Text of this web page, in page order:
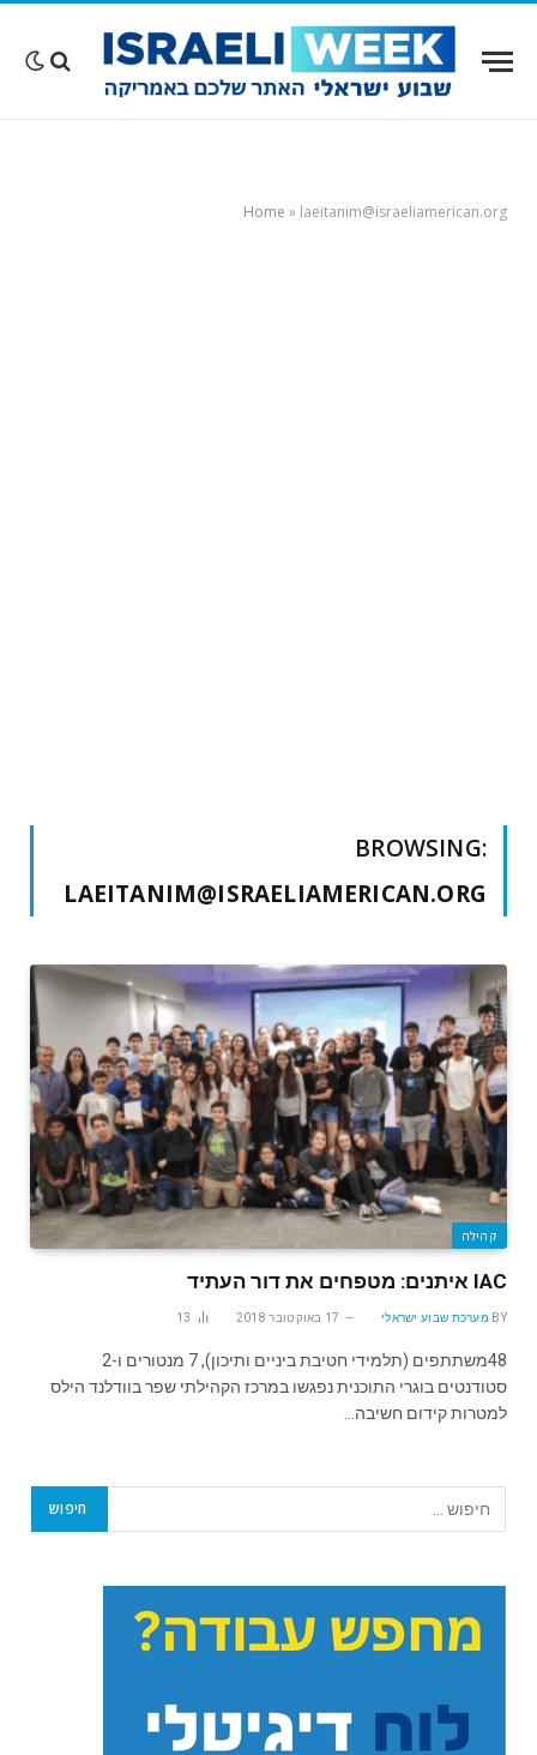
Home » laeitanim@israeliamerican.org
BROWSING:
LAEITANIM@ISRAELIAMERICAN.ORG
קהילה
IAC איתנים: מטפחים את דור העתיד
BY מערכת שבוע ישראלי 17 באוקטובר 2018 13
48משתתפים (תלמידי חטיבת ביניים ותיכון), 7 מנטורים ו-2
סטודנטים בוגרי התוכנית נפגשו במרכז הקהילתי שפר בוודלנד הילס
למטרות קידום חשיבה…